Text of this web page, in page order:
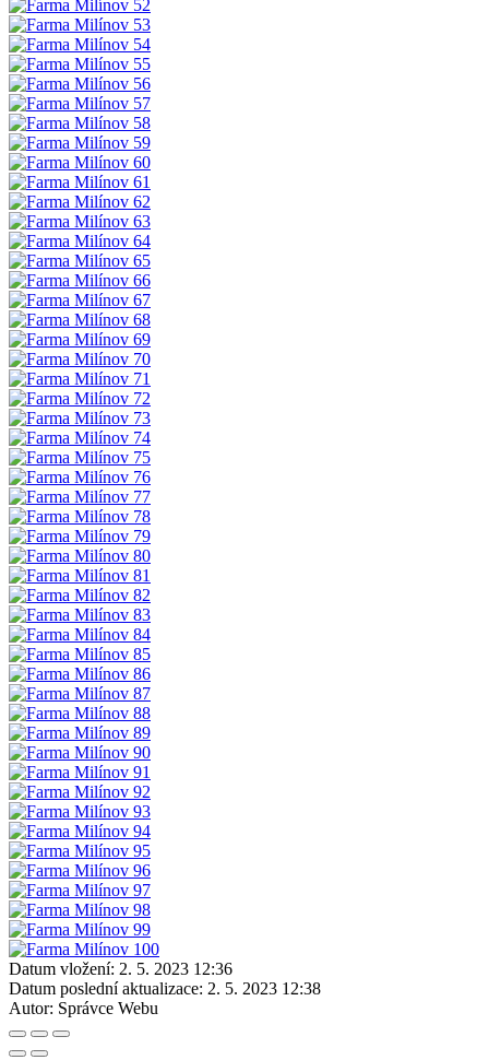
Datum vložení: 2. 5. 2023 12:36
Datum poslední aktualizace: 2. 5. 2023 12:38
Autor: Správce Webu